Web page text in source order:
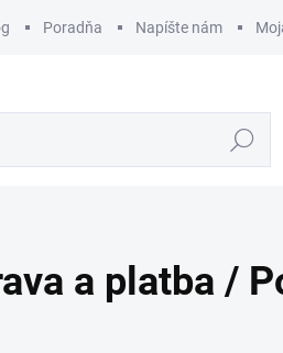
Poradňa Napíšte nám
Hľadať
a platba /